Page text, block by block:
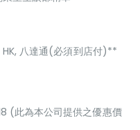
HK, 八達通(必須到店付)**
(此為本公司提供之優惠價